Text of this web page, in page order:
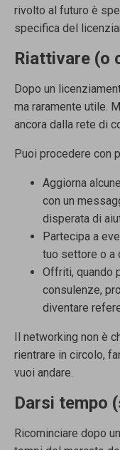
rivolto al futuro è
specifica del
Riattivare (o
Dopo un
ma raramente utile.
ancora dalla rete di
Puoi procedere con
Aggiorna
con un
disperata di
Partecipa a
tuo settore o a
Offriti, quando
consulenze,
diventare
Il networking non è
rientrare in circolo,
vuoi andare.
Darsi tempo
Ricominciare dopo